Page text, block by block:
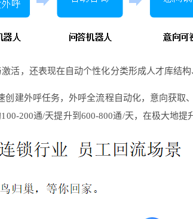
活，还表现在自动个性化分类形成人才库结
建外呼任务，外呼全流程自动化，意向获
200通/天提升到600-800通/天，在极大地提